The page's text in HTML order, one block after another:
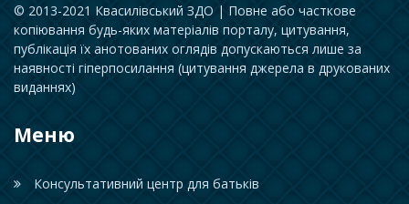
© 2013-2021 Квасилівський ЗДО | Повне або часткове
копіювання будь-яких матеріалів порталу, цитування,
публікація їх анотованих оглядів допускаються лише за
наявності гіперпосилання (цитування джерела в друкованих
виданнях)
Меню
Консультативний центр для батьків